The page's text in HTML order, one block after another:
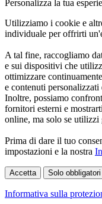
Personalizza la tua
Utilizziamo i cookie e
individuale per offrirti
A tal fine, raccogliamo
e sui dispositivi che
ottimizzare
e contenuti
Inoltre, possiamo
fornitori esterni e
online, ma solo se
Prima di dare il tuo
impostazioni e la nostra
Accetta Solo obbligatori
Informativa sulla